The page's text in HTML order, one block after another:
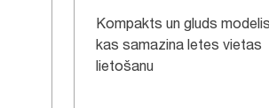
Kompakts un gluds
kas samazina letes vietas
lietošanu